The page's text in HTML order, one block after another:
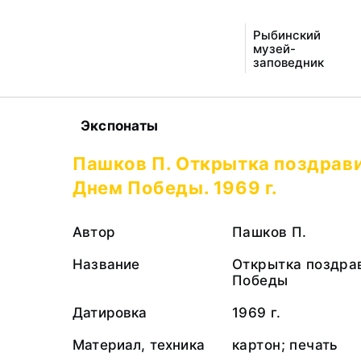
Рыбинский
музей-
заповедник
Экспонаты
Пашков П. Открытка
Днем Победы. 1969 г.
Автор
Пашков П.
Название
Открытка
Победы
Датировка
1969 г.
Материал, техника
картон; печать